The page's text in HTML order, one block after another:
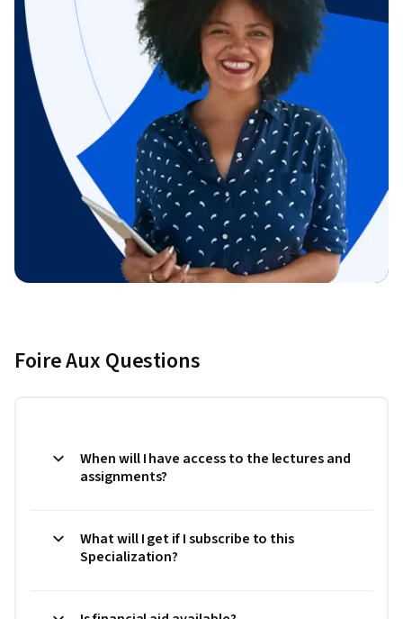
Foire Aux Questions
When will I have access to the lectures and
assignments?
What will I get if I subscribe to this
Specialization?